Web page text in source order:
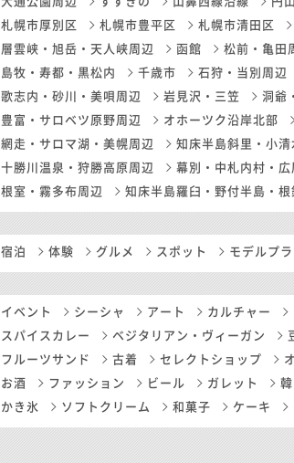
札幌市厚別区
札幌市豊平区 札幌市清田区
層雲峡・旭岳・天人峡周辺
函館 松前・亀田
島牧・寿都・黒松内
千歳市 石狩・当別周辺
歌志内・砂川・美唄周辺
岩見沢・三笠 洞爺
豊富・サロベツ原野周辺
オホーツク沿岸北部
網走・サロマ湖・美幌周辺
知床半島斜里・小清
十勝川温泉・狩勝高原周辺
幕別・中札内村・広
根室・霧多布周辺
知床半島羅臼・野付半島・根
宿泊 体験 グルメ スポット モデルプラ
イベント シーシャ アート カルチャー
スパイスカレー
ベジタリアン・ヴィーガン
フルーツサンド
古着 セレクトショップ
お酒
ファッション ビール ガレット
かき氷
ソフトクリーム 和菓子 ケーキ